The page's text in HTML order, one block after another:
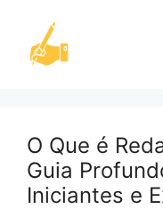
O Que é
Guia
Iniciantes e